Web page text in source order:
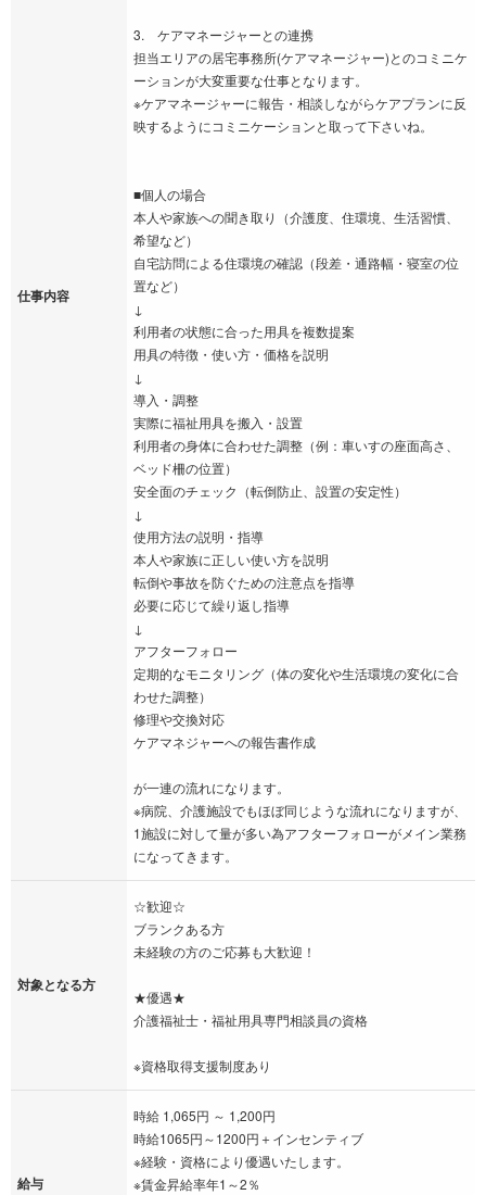
仕事内容
3. ケアマネージャーとの連携
担当エリアの居宅事務所(ケアマネージャー)とのコミニケ
ーションが大変重要な仕事となります。
※ケアマネージャーに報告・相談しながらケアプランに反
映するようにコミニケーションと取って下さいね。
■個人の場合
本人や家族への聞き取り（介護度、住環境、生活習慣、
希望など）
自宅訪問による住環境の確認（段差・通路幅・寝室の位
置など）
↓
利用者の状態に合った用具を複数提案
用具の特徴・使い方・価格を説明
↓
導入・調整
実際に福祉用具を搬入・設置
利用者の身体に合わせた調整（例：車いすの座面高さ、
ベッド柵の位置）
安全面のチェック（転倒防止、設置の安定性）
↓
使用方法の説明・指導
本人や家族に正しい使い方を説明
転倒や事故を防ぐための注意点を指導
必要に応じて繰り返し指導
↓
アフターフォロー
定期的なモニタリング（体の変化や生活環境の変化に合
わせた調整）
修理や交換対応
ケアマネジャーへの報告書作成
が一連の流れになります。
※病院、介護施設でもほぼ同じような流れになりますが、
1施設に対して量が多い為アフターフォローがメイン業務
になってきます。
対象となる方
☆歓迎☆
ブランクある方
未経験の方のご応募も大歓迎！
★優遇★
介護福祉士・福祉用具専門相談員の資格
※資格取得支援制度あり
給与
時給 1,065円 ～ 1,200円
時給1065円～1200円＋インセンティブ
※経験・資格により優遇いたします。
※賃金昇給率年1～2％